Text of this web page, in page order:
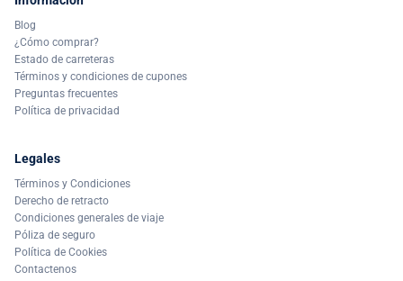
Blog
¿Cómo comprar?
Estado de carreteras
Términos y condiciones de cupones
Preguntas frecuentes
Política de privacidad
Legales
Términos y Condiciones
Derecho de retracto
Condiciones generales de viaje
Póliza de seguro
Política de Cookies
Contactenos